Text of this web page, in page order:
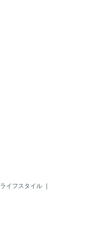
ライフスタイル ｜